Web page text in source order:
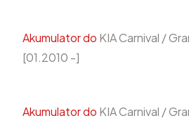
Akumulator do KIA Carnival /
[01.2010 -]
Akumulator do KIA Carnival /